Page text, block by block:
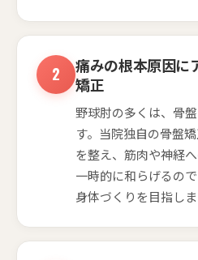
痛みの根本原因に
矯正
野球肘の多くは、骨
す。当院独自の骨盤
を整え、筋肉や神経
一時的に和らげるの
身体づくりを目指しま